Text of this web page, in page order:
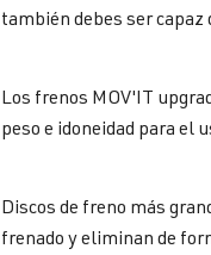
también debes ser
Los frenos MOV'IT
peso e idoneidad para el
Discos de freno más
frenado y eliminan de